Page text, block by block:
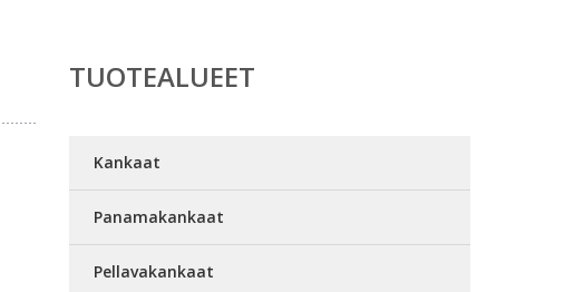
TUOTEALUEET
Kankaat
Panamakankaat
Pellavakankaat